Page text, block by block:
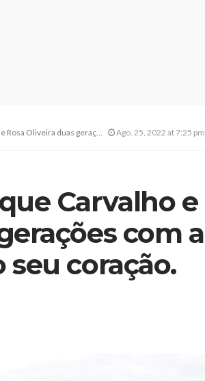
a Fajã de São João no seu coração. (c/reportagem) Ago. 25, 2022 at 7:25 pm
Carvalho e
com a
seu coração.